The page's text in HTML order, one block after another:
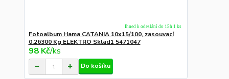
Fotoalbum Hama CATANIA 10x15/100, zasouvací
0.26300 Kg ELEKTRO Sklad1 5471047
98 Kč/ks
Ihned k odeslání do 15h 1 ks
Do košíku